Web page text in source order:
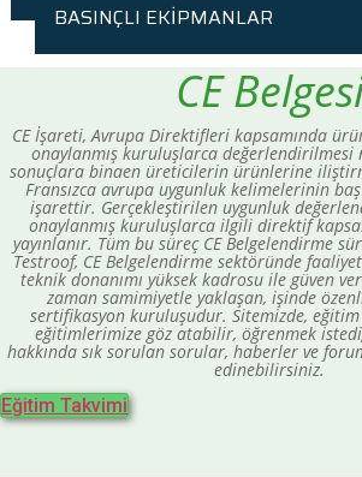
BASINÇLI
CE
CE İşareti, Avrupa Direktifleri kapsamında
onaylanmış kuruluşlarca değerlendirilmesi
sonuçlara binaen üreticilerin ürünlerine
Fransızca avrupa uygunluk kelimelerinin
işarettir. Gerçekleştirilen uygunluk
onaylanmış kuruluşlarca ilgili direktif
yayınlanır. Tüm bu süreç CE Belgelendirme
Testroof, CE Belgelendirme sektöründe
teknik donanımı yüksek kadrosu ile güven
zaman samimiyetle yaklaşan, işinde
sertifikasyon kuruluşudur. Sitemizde,
eğitimlerimize göz atabilir, öğrenmek
hakkında sık sorulan sorular, haberler ve
edinebilirsiniz.
Eğitim Takvimi